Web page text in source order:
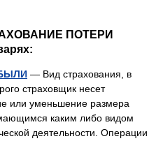
ПОТЕРИ
— Вид страхования, в
страховщик несет
или уменьшение размера
каким либо видом
деятельности. Операции